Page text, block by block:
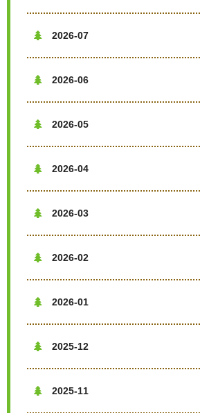
 2026-07
 2026-06
 2026-05
 2026-04
 2026-03
 2026-02
 2026-01
 2025-12
 2025-11